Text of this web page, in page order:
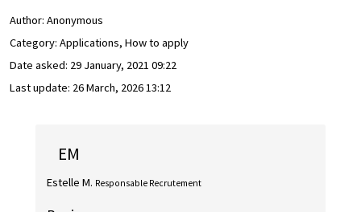
Author: Anonymous
Category: Applications, How to apply
Date asked: 29 January, 2021 09:22
Last update: 26 March, 2026 13:12
EM
Estelle M. Responsable Recrutement